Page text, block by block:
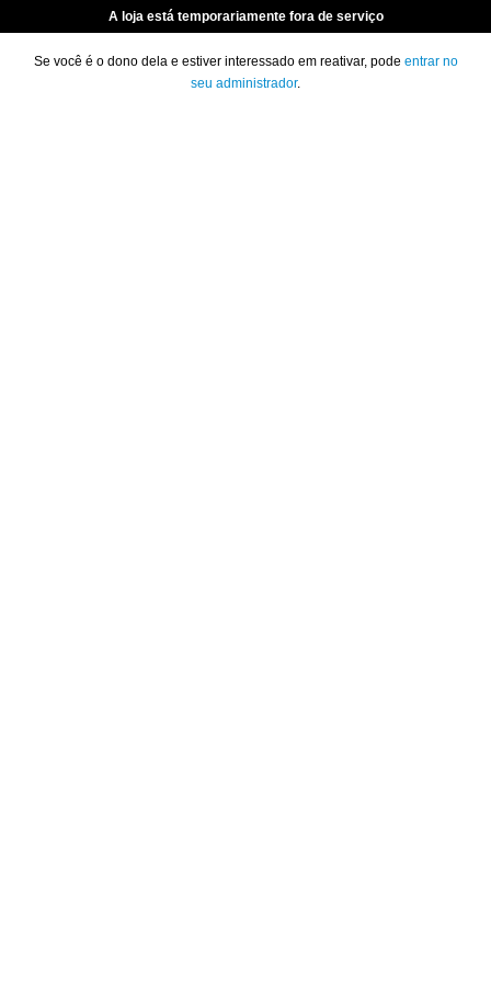
A loja está temporariamente fora de serviço
Se você é o dono dela e estiver interessado em reativar, pode entrar no
seu administrador.